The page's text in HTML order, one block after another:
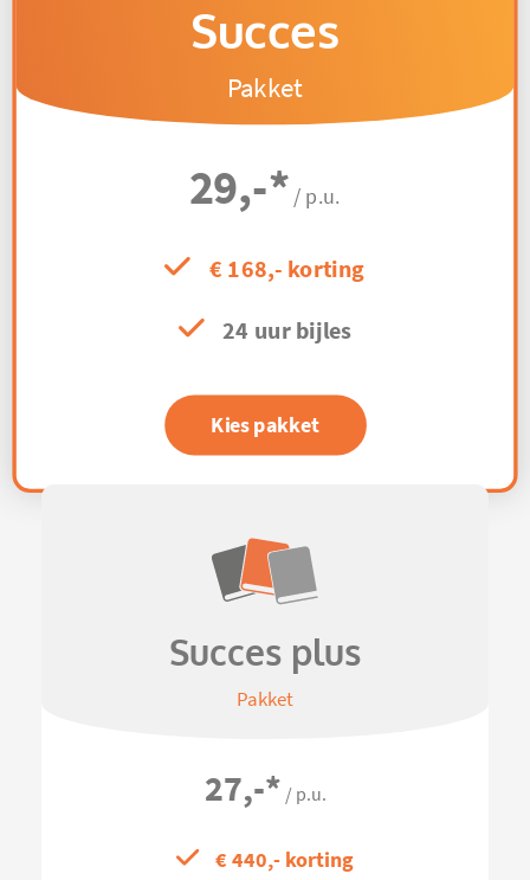
Succes
Pakket
29,-* / p.u.
€ 168,- korting
24 uur bijles
Kies pakket
Succes plus
Pakket
27,-* / p.u.
€ 440,- korting